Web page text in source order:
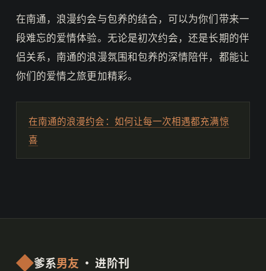
在南通，浪漫约会与包养的结合，可以为你们带来一
段难忘的爱情体验。无论是初次约会，还是长期的伴
侣关系，南通的浪漫氛围和包养的深情陪伴，都能让
你们的爱情之旅更加精彩。
在南通的浪漫约会：如何让每一次相遇都充满惊
喜
爹系男友 · 进阶刊